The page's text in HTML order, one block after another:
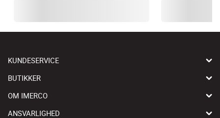
KUNDESERVICE
BUTIKKER
OM IMERCO
ANSVARLIGHED